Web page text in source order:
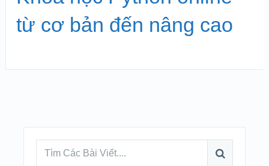
từ cơ bản đến nâng cao